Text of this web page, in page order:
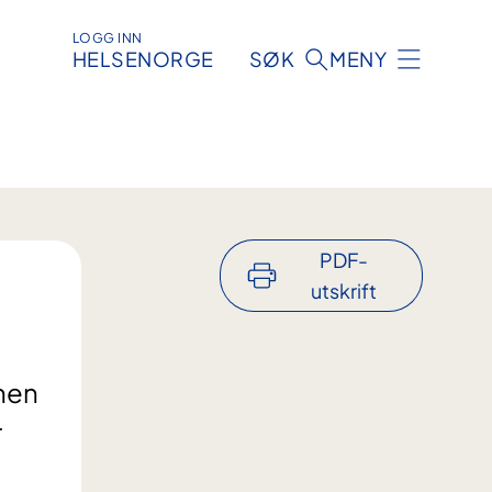
LOGG INN
HELSENORGE SØK MENY
PDF-
utskrift